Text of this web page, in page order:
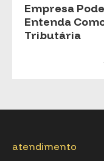
Empresa
Entenda
Tributária
atendimento